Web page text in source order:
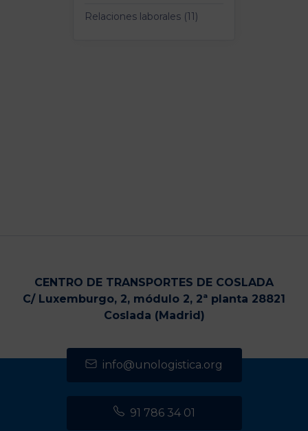
Relaciones laborales (11)
CENTRO DE TRANSPORTES DE COSLADA
C/ Luxemburgo, 2, módulo 2, 2ª planta 28821
Coslada (Madrid)
info@unologistica.org
91 786 34 01